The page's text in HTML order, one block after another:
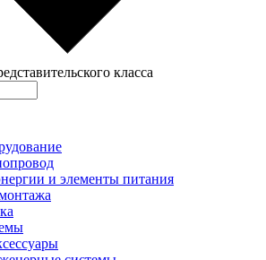
класса
и элементы питания